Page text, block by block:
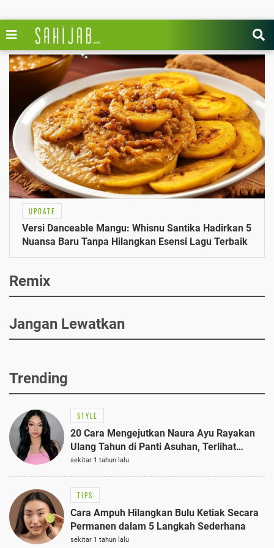
UPDATE
Versi Danceable Mangu: Whisnu Santika Hadirkan 5
Nuansa Baru Tanpa Hilangkan Esensi Lagu Terbaik
Remix
Jangan Lewatkan
Trending
STYLE
20 Cara Mengejutkan Naura Ayu Rayakan
Ulang Tahun di Panti Asuhan, Terlihat
Anggun dengan Kaftan Cokelat
sekitar 1 tahun lalu
TIPS
Cara Ampuh Hilangkan Bulu Ketiak Secara
Permanen dalam 5 Langkah Sederhana
sekitar 1 tahun lalu